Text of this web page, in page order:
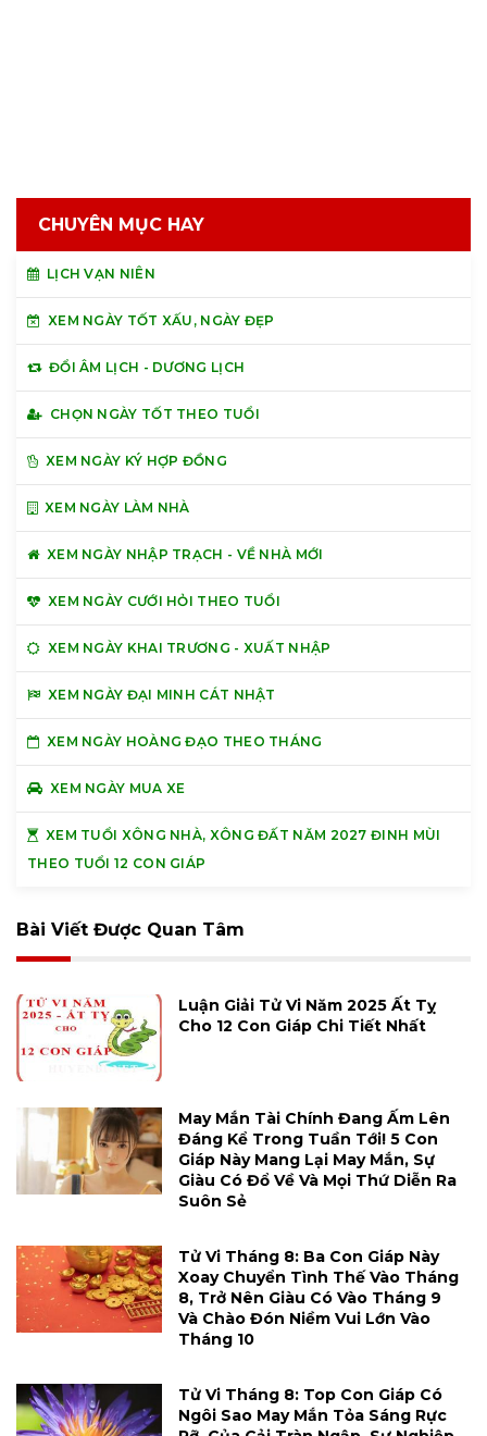
CHUYÊN MỤC HAY
LỊCH VẠN NIÊN
XEM NGÀY TỐT XẤU, NGÀY ĐẸP
ĐỔI ÂM LỊCH - DƯƠNG LỊCH
CHỌN NGÀY TỐT THEO TUỔI
XEM NGÀY KÝ HỢP ĐỒNG
XEM NGÀY LÀM NHÀ
XEM NGÀY NHẬP TRẠCH - VỀ NHÀ MỚI
XEM NGÀY CƯỚI HỎI THEO TUỔI
XEM NGÀY KHAI TRƯƠNG - XUẤT NHẬP
XEM NGÀY ĐẠI MINH CÁT NHẬT
XEM NGÀY HOÀNG ĐẠO THEO THÁNG
XEM NGÀY MUA XE
XEM TUỔI XÔNG NHÀ, XÔNG ĐẤT NĂM 2027 ĐINH MÙI
THEO TUỔI 12 CON GIÁP
Bài Viết Được Quan Tâm
Luận Giải Tử Vi Năm 2025 Ất Tỵ
Cho 12 Con Giáp Chi Tiết Nhất
May Mắn Tài Chính Đang Ấm Lên
Đáng Kể Trong Tuần Tới! 5 Con
Giáp Này Mang Lại May Mắn, Sự
Giàu Có Đổ Về Và Mọi Thứ Diễn Ra
Suôn Sẻ
Tử Vi Tháng 8: Ba Con Giáp Này
Xoay Chuyển Tình Thế Vào Tháng
8, Trở Nên Giàu Có Vào Tháng 9
Và Chào Đón Niềm Vui Lớn Vào
Tháng 10
Tử Vi Tháng 8: Top Con Giáp Có
Ngôi Sao May Mắn Tỏa Sáng Rực